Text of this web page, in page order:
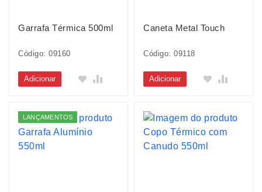
Garrafa Térmica 500ml
Código: 09160
Adicionar
Caneta Metal Touch
Código: 09118
Adicionar
LANÇAMENTOS